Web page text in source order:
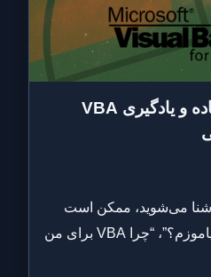
چرا VBA؟ | مزایای استفاده و یادگیری VBA
اگر اولین‌بار است که با VBA آشنا می‌شوید، ممکن است
سوال کنید: “چرا باید VBA را بیاموزم؟”، “چرا VBA برای من